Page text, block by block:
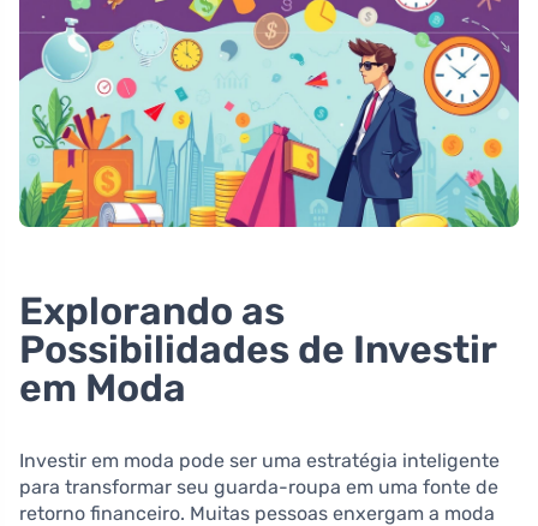
Explorando as
Possibilidades de Investir
em Moda
Investir em moda pode ser uma estratégia inteligente
para transformar seu guarda-roupa em uma fonte de
retorno financeiro. Muitas pessoas enxergam a moda